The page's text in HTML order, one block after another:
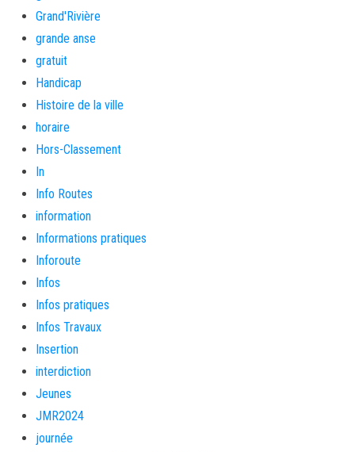
Grand'Rivière
grande anse
gratuit
Handicap
Histoire de la ville
horaire
Hors-Classement
In
Info Routes
information
Informations pratiques
Inforoute
Infos
Infos pratiques
Infos Travaux
Insertion
interdiction
Jeunes
JMR2024
journée